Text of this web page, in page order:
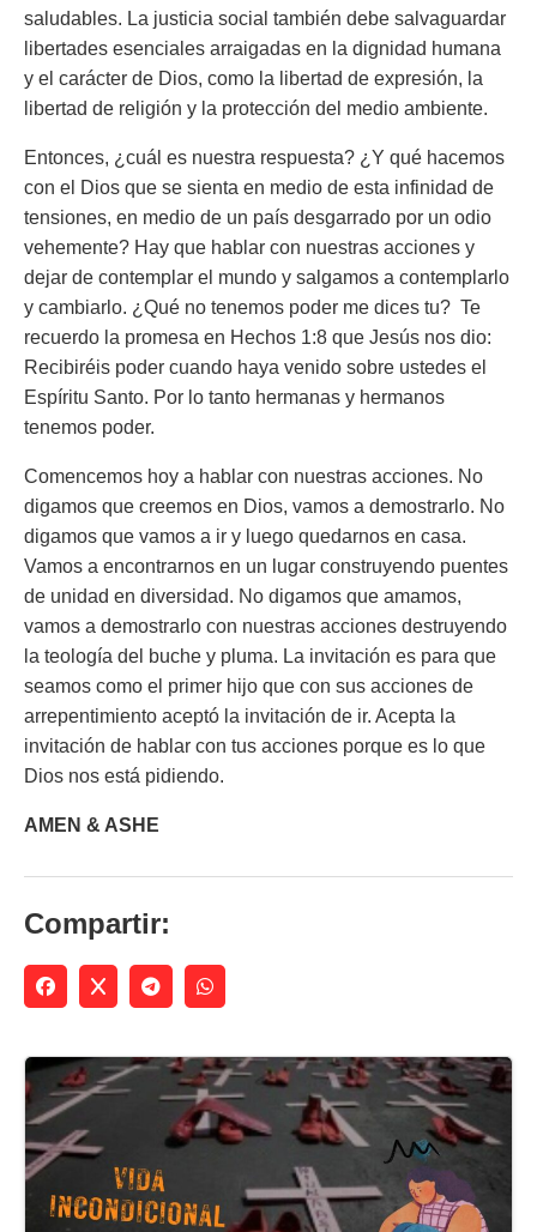
saludables. La justicia social también debe salvaguardar
libertades esenciales arraigadas en la dignidad humana
y el carácter de Dios, como la libertad de expresión, la
libertad de religión y la protección del medio ambiente.
Entonces, ¿cuál es nuestra respuesta? ¿Y qué hacemos
con el Dios que se sienta en medio de esta infinidad de
tensiones, en medio de un país desgarrado por un odio
vehemente? Hay que hablar con nuestras acciones y
dejar de contemplar el mundo y salgamos a contemplarlo
y cambiarlo. ¿Qué no tenemos poder me dices tu? Te
recuerdo la promesa en Hechos 1:8 que Jesús nos dio:
Recibiréis poder cuando haya venido sobre ustedes el
Espíritu Santo. Por lo tanto hermanas y hermanos
tenemos poder.
Comencemos hoy a hablar con nuestras acciones. No
digamos que creemos en Dios, vamos a demostrarlo. No
digamos que vamos a ir y luego quedarnos en casa.
Vamos a encontrarnos en un lugar construyendo puentes
de unidad en diversidad. No digamos que amamos,
vamos a demostrarlo con nuestras acciones destruyendo
la teología del buche y pluma. La invitación es para que
seamos como el primer hijo que con sus acciones de
arrepentimiento aceptó la invitación de ir. Acepta la
invitación de hablar con tus acciones porque es lo que
Dios nos está pidiendo.
AMEN & ASHE
Compartir: